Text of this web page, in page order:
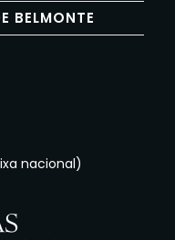
BELMONTE
nacional)